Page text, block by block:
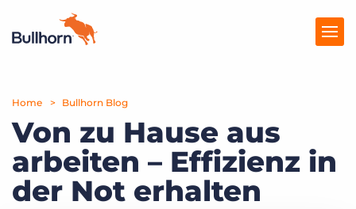
Produkte
Preise
Ressourcen
Home Bullhorn Blog
Von zu Hause aus
arbeiten – Effizienz in
der Not erhalten